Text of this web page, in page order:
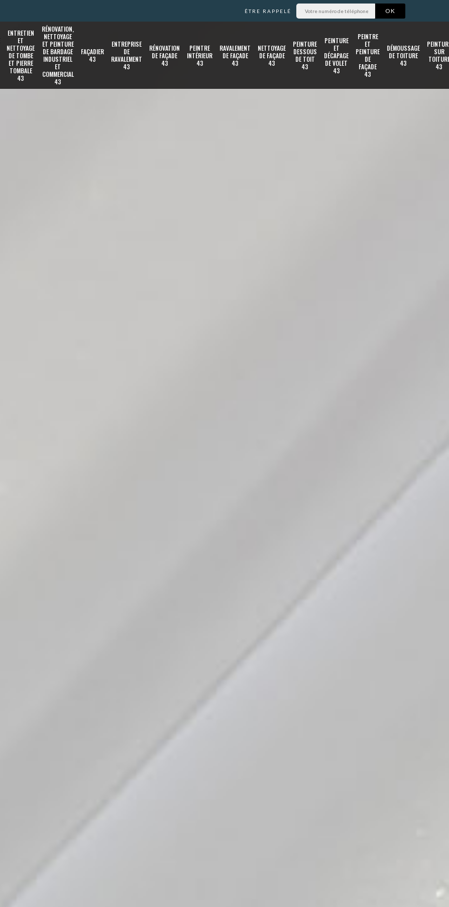
ÊTRE RAPPELÉ
ENTRETIEN
ET
NETTOYAGE
DE TOMBE
ET PIERRE
TOMBALE
43
RÉNOVATION,
NETTOYAGE
ET PEINTURE
DE BARDAGE
INDUSTRIEL
ET
COMMERCIAL
43
FAÇADIER
43
ENTREPRISE
DE
RAVALEMENT
43
RÉNOVATION
DE FAÇADE
43
PEINTRE
INTÉRIEUR
43
RAVALEMENT
DE FAÇADE
43
NETTOYAGE
DE FAÇADE
43
PEINTURE
DESSOUS
DE TOIT
43
PEINTURE
ET
DÉCAPAGE
DE VOLET
43
PEINTRE
ET
PEINTURE
DE
FAÇADE
43
DÉMOUSSAGE
DE TOITURE
43
SUR
43